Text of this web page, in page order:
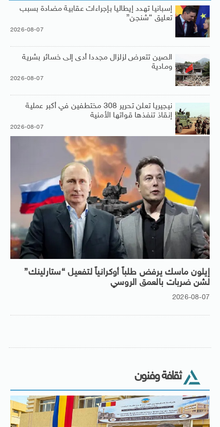
إسبانيا تهدد إيطاليا بإجراءات عقابية مضادة بسبب
تعليق “شنجن”
2026-08-07
الصين تتعرض لزلزال مجددا أدى إلى خسائر بشرية
ومادية
2026-08-07
نيجيريا تعلن تحرير 308 مختطفين في أكبر عملية
إنقاذ تنفذها قواتها الأمنية
2026-08-07
إيلون ماسك يرفض طلباً أوكرانياً لتفعيل “ستارلينك”
لشن ضربات بالعمق الروسي
2026-08-07
ثقافة وفنون